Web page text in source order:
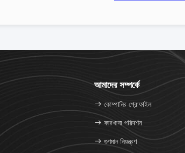
আমাদের সম্পর্কে
কোম্পানির প্রোফাইল
কারখানা পরিদর্শন
গুণমান নিয়ন্ত্রণ